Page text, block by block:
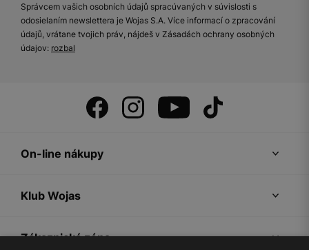
Správcem vašich osobních údajů spracúvaných v súvislosti s
odosielaním newslettera je Wojas S.A. Více informací o zpracování
údajů, vrátane tvojich práv, nájdeš v Zásadách ochrany osobných
údajov: rozbal
On-line nákupy
Klub Wojas
Zákaznická zóna